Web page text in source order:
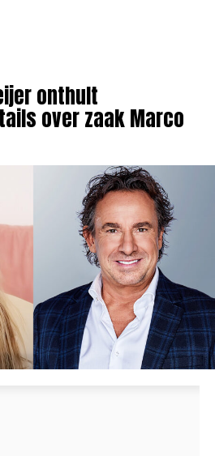
onthult
over zaak Marco